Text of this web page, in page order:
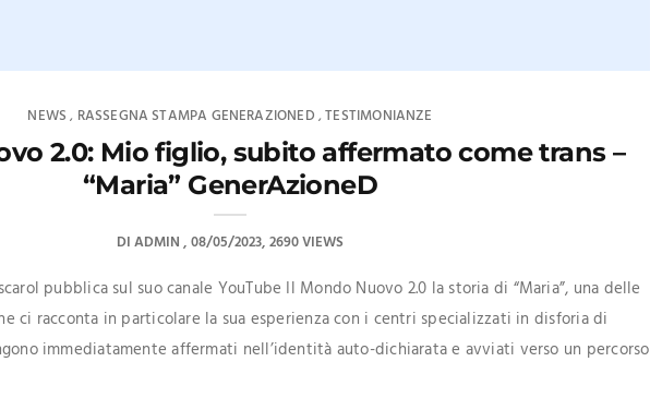
NEWS , RASSEGNA STAMPA GENERAZIONED ,TESTIMONIANZE
2.0: Mio figlio, subito affermato come trans –
“Maria” GenerAzioneD
DIADMIN 08/05/2023 2690 VIEWS
pubblica sul suo canale YouTube Il Mondo Nuovo 2.0 la storia di “Maria”, una delle
ci racconta in particolare la sua esperienza con i centri specializzati in disforia di
immediatamente affermati nell’identità auto-dichiarata e avviati verso un percorso